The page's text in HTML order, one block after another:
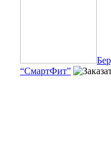
“СмартФит”